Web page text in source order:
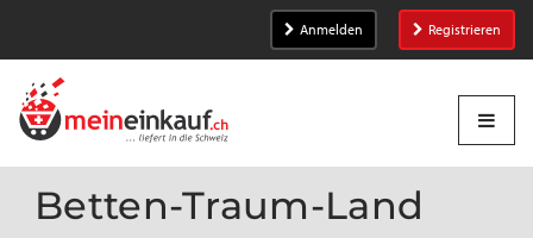
Anmelden Registrieren
Betten-Traum-Land